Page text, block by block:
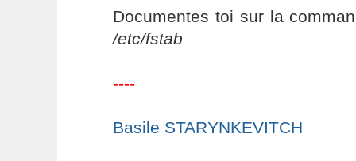
Documentes toi sur la
/etc/fstab
----
Basile STARYNKEVITCH